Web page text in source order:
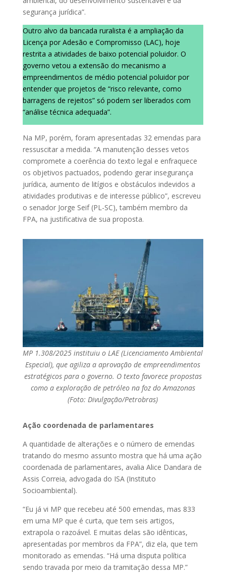
segurança jurídica”.
Outro alvo da bancada ruralista é a ampliação da
Licença por Adesão e Compromisso (LAC), hoje
restrita a atividades de baixo potencial poluidor. O
governo vetou a extensão do mecanismo a
empreendimentos de médio potencial poluidor por
entender que projetos de “risco relevante, como
barragens de rejeitos” só podem ser liberados com
“análise técnica adequada”.
Na MP, porém, foram apresentadas 32 emendas para
ressuscitar a medida. “A manutenção desses vetos
compromete a coerência do texto legal e enfraquece
os objetivos pactuados, podendo gerar insegurança
jurídica, aumento de litígios e obstáculos indevidos a
atividades produtivas e de interesse público”, escreveu
o senador Jorge Seif (PL-SC), também membro da
FPA, na justificativa de sua proposta.
MP 1.308/2025 instituiu o LAE (Licenciamento Ambiental
Especial), que agiliza a aprovação de empreendimentos
estratégicos para o governo. O texto favorece propostas
como a exploração de petróleo na foz do Amazonas
(Foto: Divulgação/Petrobras)
Ação coordenada de parlamentares
A quantidade de alterações e o número de emendas
tratando do mesmo assunto mostra que há uma ação
coordenada de parlamentares, avalia Alice Dandara de
Assis Correia, advogada do ISA (Instituto
Socioambiental).
“Eu já vi MP que recebeu até 500 emendas, mas 833
em uma MP que é curta, que tem seis artigos,
extrapola o razoável. E muitas delas são idênticas,
apresentadas por membros da FPA”, diz ela, que tem
monitorado as emendas. “Há uma disputa política
sendo travada por meio da tramitação dessa MP.”